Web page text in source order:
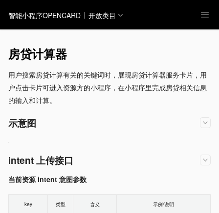
智能小程序OPENCARD 开放类目
房贷计算器
用户搜索房贷计算有关的关键词时，展现房贷计算器服务卡片，用
户点击卡片可进入资源方的小程序，在小程序里完成房贷相关信息
的输入和计算。
示意图
intent 上传接口
当前资源 intent 意图参数
key 类型 含义 示例/说明